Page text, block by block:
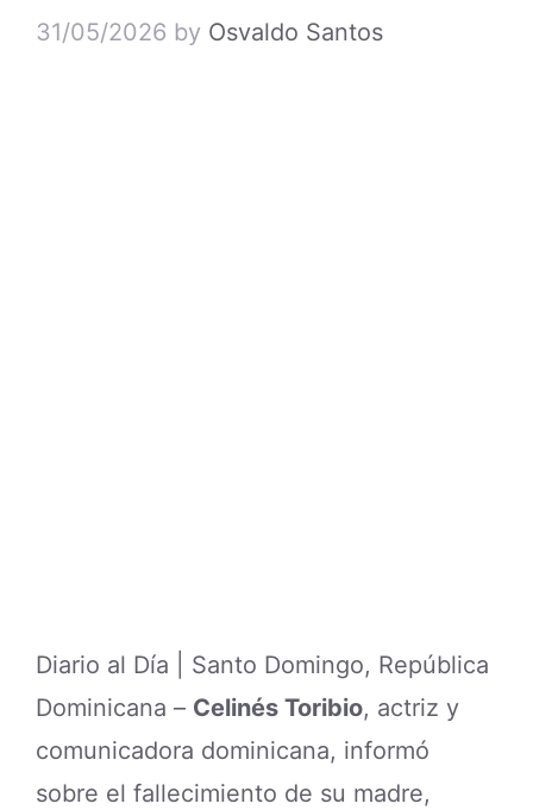
31/05/2026 by Osvaldo Santos
Diario al Día | Santo Domingo, República
Dominicana – Celinés Toribio, actriz y
comunicadora dominicana, informó
sobre el fallecimiento de su madre,